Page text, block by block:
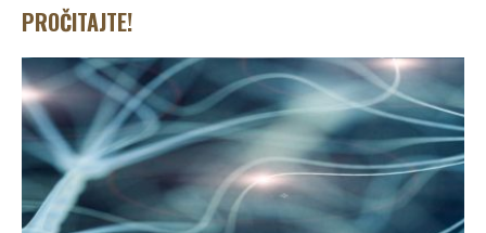
PROČITAJTE!